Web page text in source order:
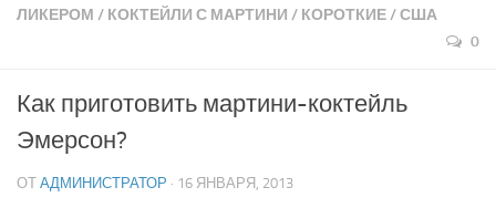
ЛИКЕРОМ / КОКТЕЙЛИ С МАРТИНИ / КОРОТКИЕ/США
0
Как приготовить мартини-коктейль
Эмерсон?
ОТ АДМИНИСТРАТОР · 16 ЯНВАРЯ, 2013